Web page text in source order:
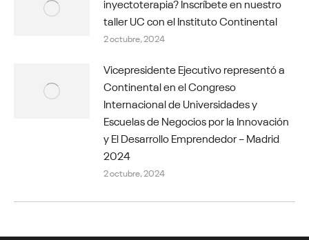
taller UC con el Instituto Continental
2 octubre, 2024
Vicepresidente Ejecutivo representó a
Continental en el Congreso
Internacional de Universidades y
Escuelas de Negocios por la Innovación
y El Desarrollo Emprendedor – Madrid
2024
2 octubre, 2024